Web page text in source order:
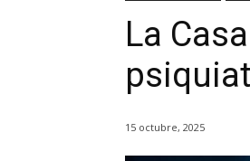
La
15 octubre, 2025